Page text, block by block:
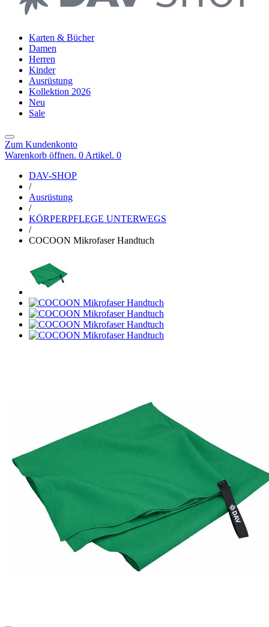
Karten & Bücher
Damen
Herren
Kinder
Ausrüstung
Kollektion 2026
Neu
Sale
Zum Kundenkonto
Warenkorb öffnen. 0 Artikel. 0
DAV-SHOP
/
Ausrüstung
/
KÖRPERPFLEGE UNTERWEGS
/
COCOON Mikrofaser Handtuch